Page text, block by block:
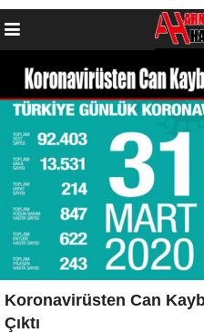
Koronavirüsten Can
Çıktı